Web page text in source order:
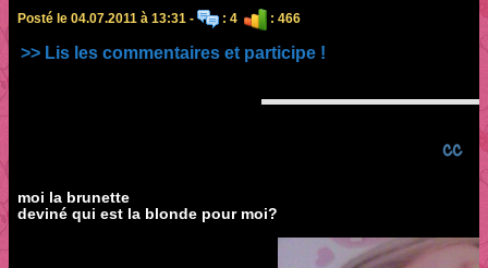
Posté le 04.07.2011 à 13:31 - : 4 : 466
>> Lis les commentaires et participe !
cc
moi la brunette
deviné qui est la blonde pour moi?